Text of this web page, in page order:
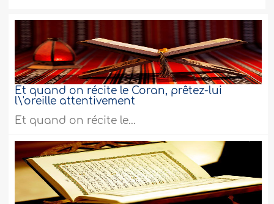
Et quand on récite le Coran, prêtez-lui
l\'oreille attentivement
Et quand on récite le...